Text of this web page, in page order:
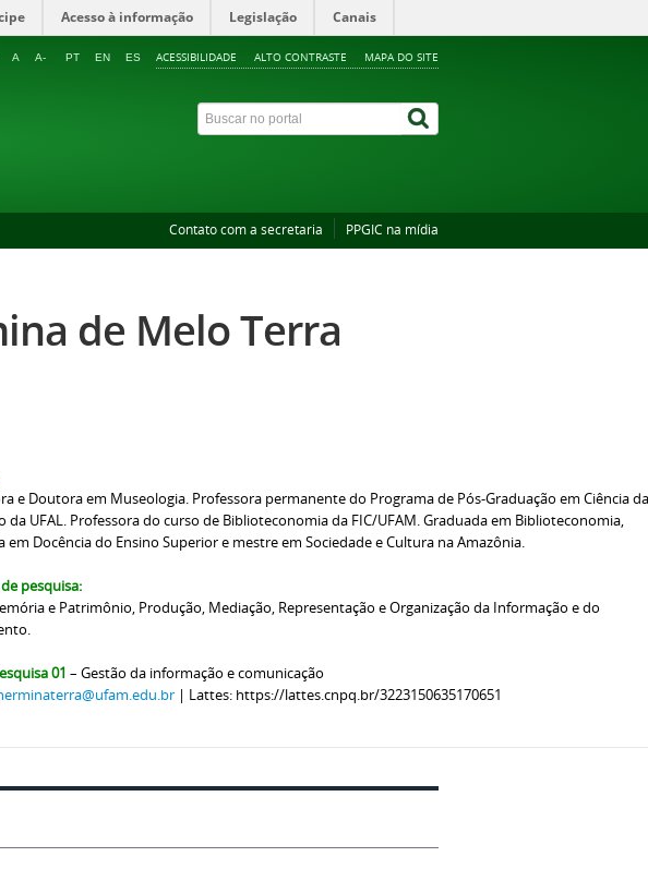
Acesso à informação Legislação Canais
ACESSIBILIDADE ALTO CONTRASTE MAPA DO SITE
A A- PT EN ES
Contato com a secretaria PPGIC na mídia
de Melo Terra
e Doutora em Museologia. Professora permanente do Programa de Pós-Graduação em Ciência da
da UFAL. Professora do curso de Biblioteconomia da FIC/UFAM. Graduada em Biblioteconomia,
em Docência do Ensino Superior e mestre em Sociedade e Cultura na Amazônia.
pesquisa:
e Patrimônio, Produção, Mediação, Representação e Organização da Informação e do
01 – Gestão da informação e comunicação
| Lattes: https://lattes.cnpq.br/3223150635170651